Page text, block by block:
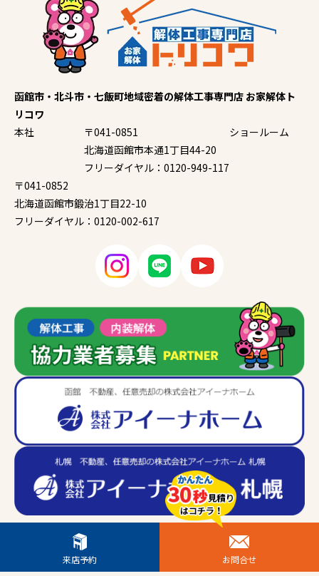
函館市・北斗市・七飯町地域密着の解体工事専門店 お家解体ト
リコワ
本社
〒041-0851
北海道函館市本通1丁目44-20
フリーダイヤル：0120-949-117
ショールーム
〒041-0852
北海道函館市鍛治1丁目22-10
フリーダイヤル：0120-002-617
来店予約 お問合せ